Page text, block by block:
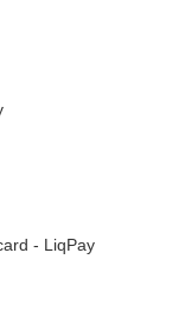
- LiqPay